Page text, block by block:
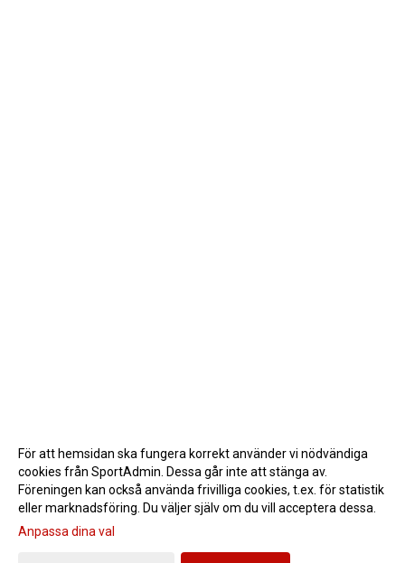
Gå till Webbversion
För att hemsidan ska fungera korrekt använder vi nödvändiga
cookies från SportAdmin. Dessa går inte att stänga av.
Föreningen kan också använda frivilliga cookies, t.ex. för statistik
eller marknadsföring. Du väljer själv om du vill acceptera dessa.
Anpassa dina val